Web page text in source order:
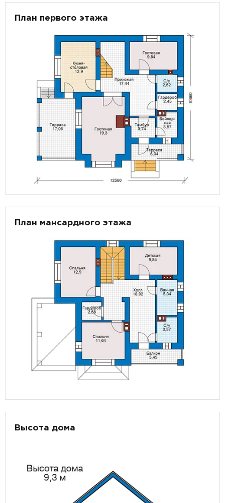
План первого этажа
План мансардного этажа
Высота дома